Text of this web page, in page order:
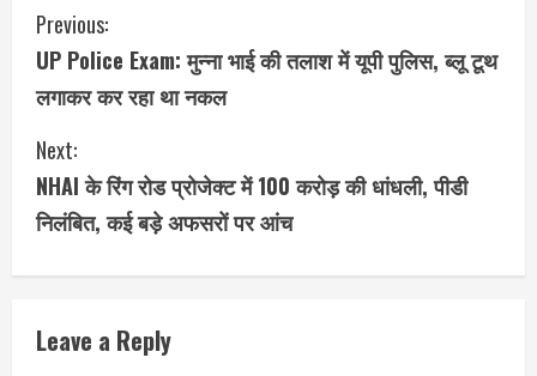
C
o
n
t
i
n
u
Previous:
UP Police Exam: मुन्ना भाई की तलाश में यूपी पुलिस, ब्लू टूथ
लगाकर कर रहा था नकल
Next:
NHAI के रिंग रोड प्रोजेक्ट में 100 करोड़ की धांधली, पीडी
निलंबित, कई बड़े अफसरों पर आंच
Leave a Reply